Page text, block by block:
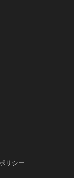
リシー